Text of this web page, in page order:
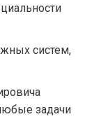
систем,
задачи